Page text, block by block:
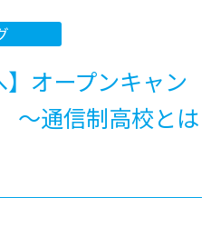
】オープンキャン
～通信制高校とは